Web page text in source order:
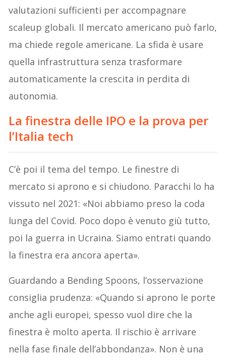
valutazioni sufficienti per accompagnare
scaleup globali. Il mercato americano può farlo,
ma chiede regole americane. La sfida è usare
quella infrastruttura senza trasformare
automaticamente la crescita in perdita di
autonomia.
La finestra delle IPO e la prova per
l’Italia tech
C’è poi il tema del tempo. Le finestre di
mercato si aprono e si chiudono. Paracchi lo ha
vissuto nel 2021: «Noi abbiamo preso la coda
lunga del Covid. Poco dopo è venuto giù tutto,
poi la guerra in Ucraina. Siamo entrati quando
la finestra era ancora aperta».
Guardando a Bending Spoons, l’osservazione
consiglia prudenza: «Quando si aprono le porte
anche agli europei, spesso vuol dire che la
finestra è molto aperta. Il rischio è arrivare
nella fase finale dell’abbondanza». Non è una